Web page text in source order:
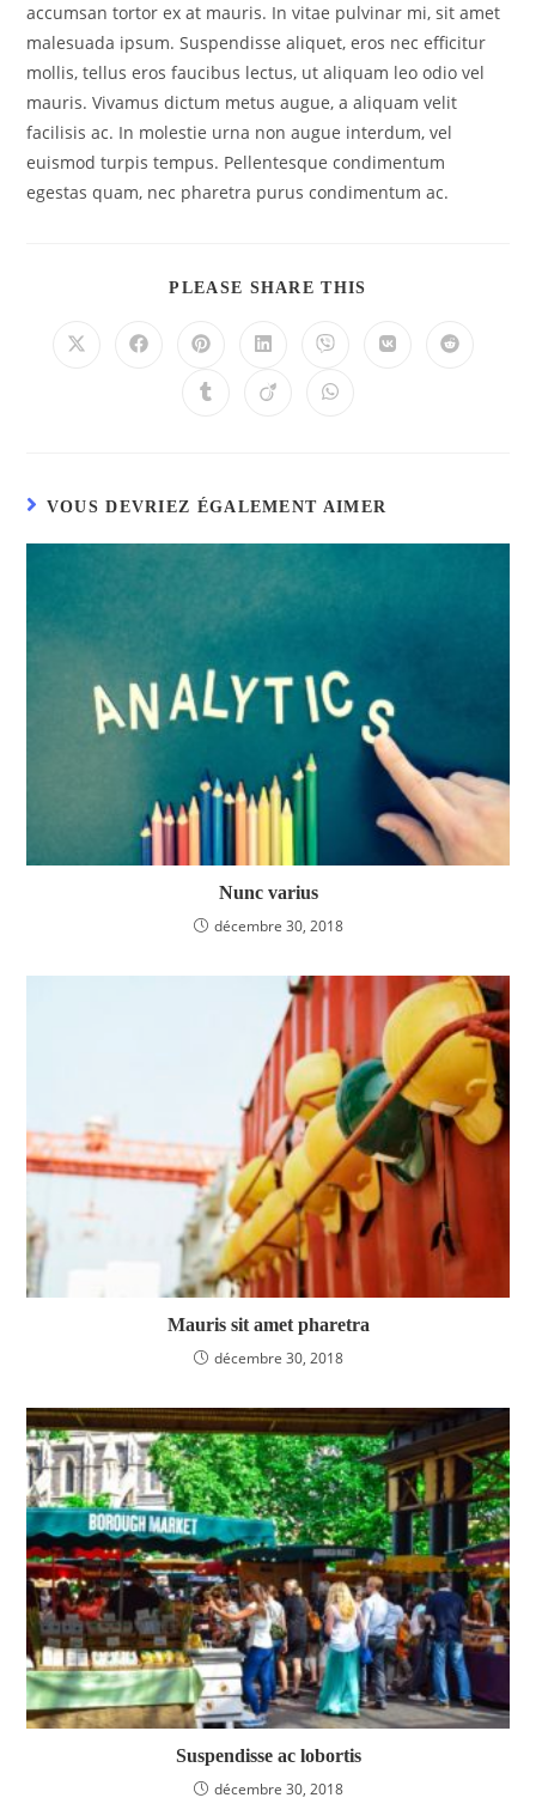
accumsan tortor ex at mauris. In vitae pulvinar mi, sit amet
malesuada ipsum. Suspendisse aliquet, eros nec efficitur
mollis, tellus eros faucibus lectus, ut aliquam leo odio vel
mauris. Vivamus dictum metus augue, a aliquam velit
facilisis ac. In molestie urna non augue interdum, vel
euismod turpis tempus. Pellentesque condimentum
egestas quam, nec pharetra purus condimentum ac.
PLEASE SHARE THIS
VOUS DEVRIEZ ÉGALEMENT AIMER
Nunc varius
décembre 30, 2018
Mauris sit amet pharetra
décembre 30, 2018
Suspendisse ac lobortis
décembre 30, 2018